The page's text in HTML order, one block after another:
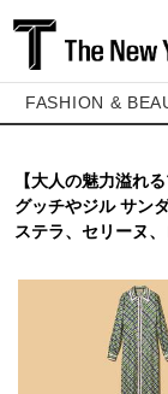
FASHION &
【大人の魅力溢れ
グッチやジル サンダ
ステラ、セリーヌ